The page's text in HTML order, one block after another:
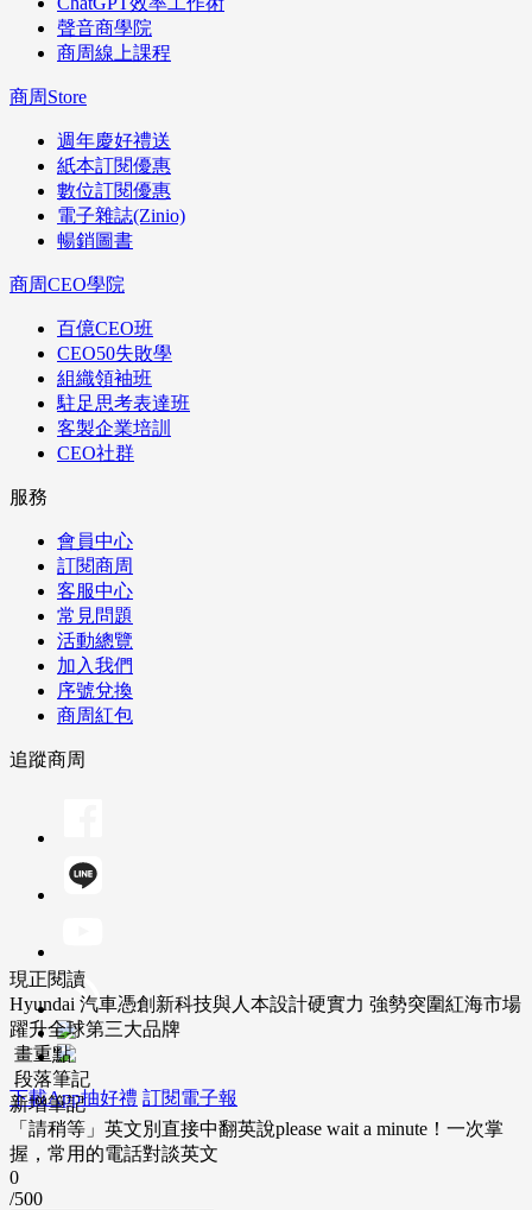
聲音商學院
商周線上課程
商周Store
週年慶好禮送
紙本訂閱優惠
數位訂閱優惠
電子雜誌(Zinio)
暢銷圖書
商周CEO學院
百億CEO班
CEO50失敗學
組織領袖班
駐足思考表達班
客製企業培訓
CEO社群
服務
會員中心
訂閱商周
客服中心
常見問題
活動總覽
加入我們
序號兌換
商周紅包
追蹤商周
下載App抽好禮 訂閱電子報
現正閱讀
Hyundai 汽車憑創新科技與人本設計硬實力 強勢突圍紅海市場
躍升全球第三大品牌
畫重點
段落筆記
新增筆記
「請稍等」英文別直接中翻英說please wait a minute！一次掌
握，常用的電話對談英文
0
/500